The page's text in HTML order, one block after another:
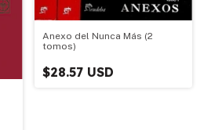
Anexo del Nunca Más (2
tomos)
$28.57 USD